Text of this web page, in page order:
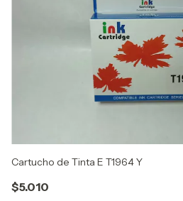
Cartucho de Tinta E T1964 Y
$5.010